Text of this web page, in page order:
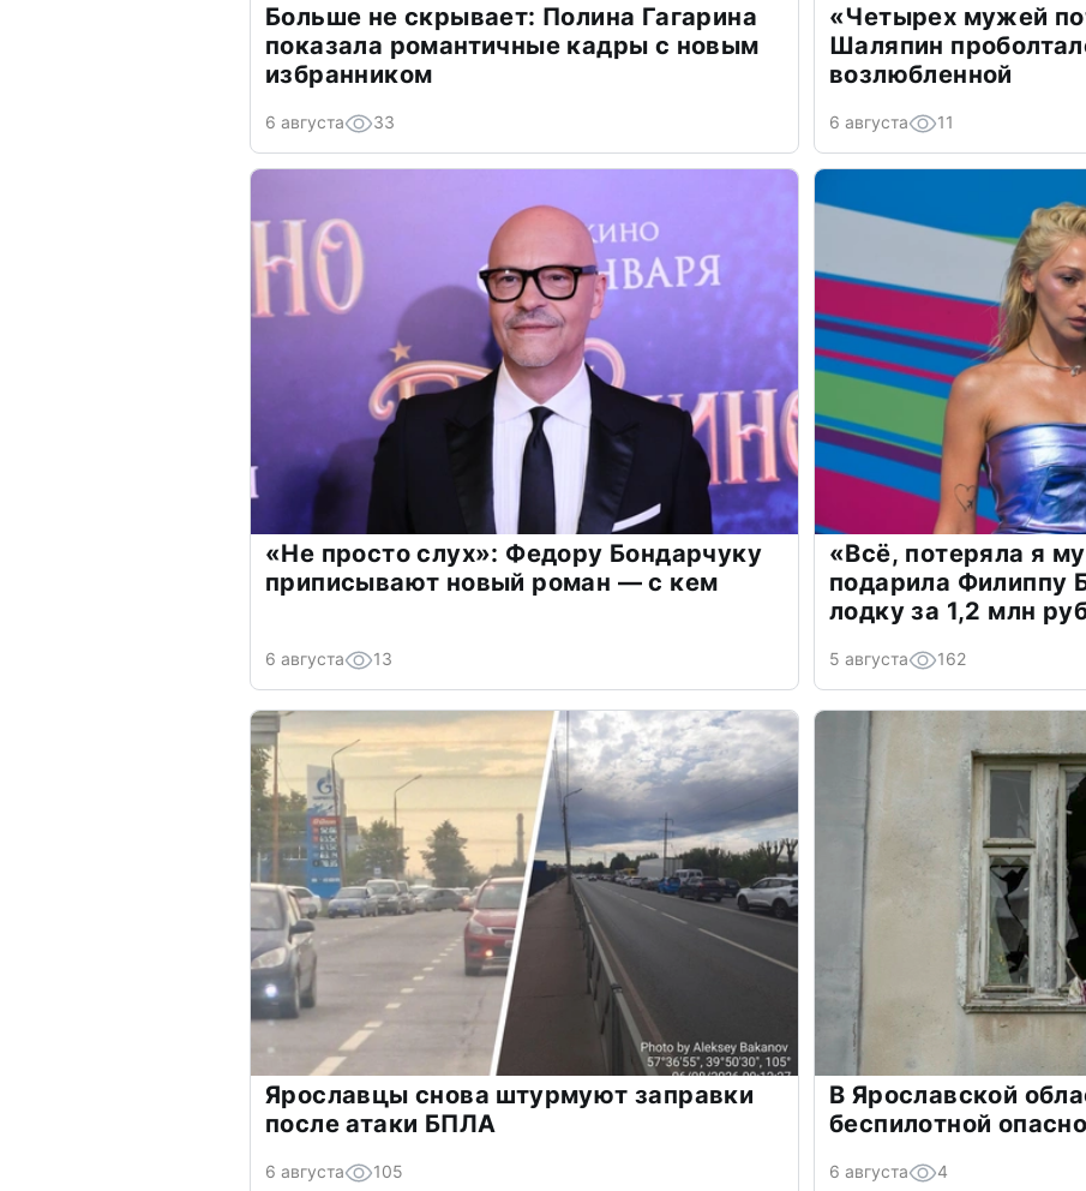
Больше не скрывает: Полина Гагарина
показала романтичные кадры с новым
избранником
6 августа 33
«Четырех мужей
Шаляпин
возлюбленной
6 августа 11
«Не просто слух»: Федору Бондарчуку
приписывают новый роман — с кем
6 августа 13
«Всё, потеряла я
подарила Филиппу
лодку за 1,2 млн
5 августа 162
Ярославцы снова штурмуют заправки
после атаки БПЛА
6 августа 105
В Ярославской
беспилотной
6 августа 4